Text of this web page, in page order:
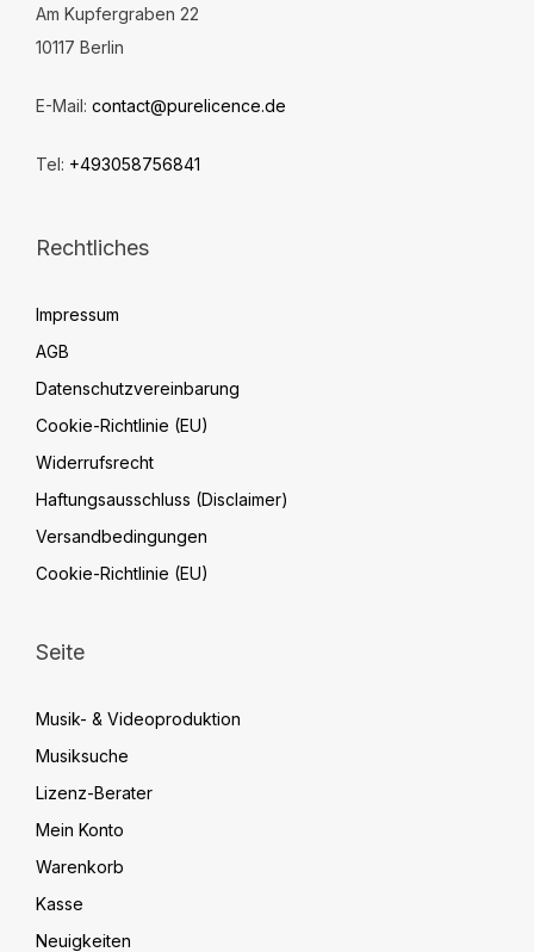
Am Kupfergraben 22
10117 Berlin
E-Mail: contact@purelicence.de
Tel: +493058756841
Rechtliches
Impressum
AGB
Datenschutzvereinbarung
Cookie-Richtlinie (EU)
Widerrufsrecht
Haftungsausschluss (Disclaimer)
Versandbedingungen
Cookie-Richtlinie (EU)
Seite
Musik- & Videoproduktion
Musiksuche
Lizenz-Berater
Mein Konto
Warenkorb
Kasse
Neuigkeiten